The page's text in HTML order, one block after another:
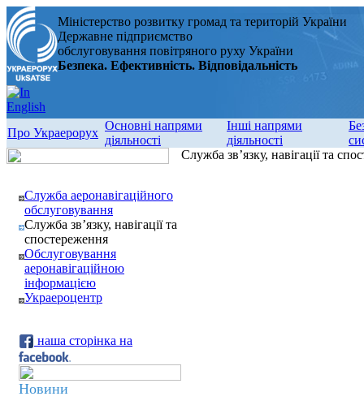
Міністерство розвитку громад та територій України
Державне підприємство
обслуговування повітряного руху України
Безпека. Ефективність. Відповідальність
Про Украерорух
Основні напрями
діяльності
Інші напрями
діяльності
Служба аеронавігаційного
обслуговування
Служба зв’язку, навігації та
спостереження
Обслуговування
аеронавігаційною
інформацією
Украероцентр
наша сторінка на
Новини
Служба зв’язку, навігації та